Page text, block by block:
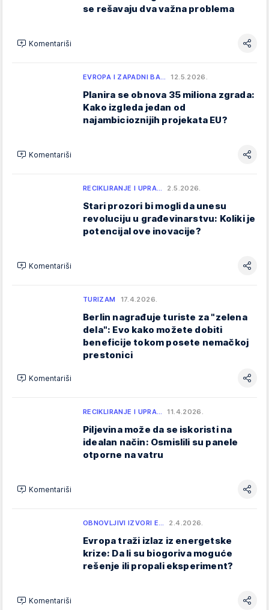
se rešavaju dva važna problema
Komentariši
EVROPA I ZAPADNI BA… 12.5.2026.
Planira se obnova 35 miliona zgrada:
Kako izgleda jedan od
najambicioznijih projekata EU?
Komentariši
RECIKLIRANJE I UPRA… 2.5.2026.
Stari prozori bi mogli da unesu
revoluciju u građevinarstvu: Koliki je
potencijal ove inovacije?
Komentariši
TURIZAM 17.4.2026.
Berlin nagrađuje turiste za "zelena
dela": Evo kako možete dobiti
beneficije tokom posete nemačkoj
prestonici
Komentariši
RECIKLIRANJE I UPRA… 11.4.2026.
Piljevina može da se iskoristi na
idealan način: Osmislili su panele
otporne na vatru
Komentariši
OBNOVLJIVI IZVORI E… 2.4.2026.
Evropa traži izlaz iz energetske
krize: Da li su biogoriva moguće
rešenje ili propali eksperiment?
Komentariši